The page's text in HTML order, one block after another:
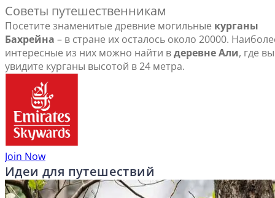
Советы путешественникам
Посетите знаменитые древние могильные курганы
Бахрейна – в стране их осталось около 20000.
интересные из них можно найти вдеревне Али, где вы
увидите курганы высотой в 24 метра.
Join Now
Идеи для путешествий